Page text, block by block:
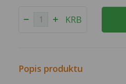
KRB
Popis produktu